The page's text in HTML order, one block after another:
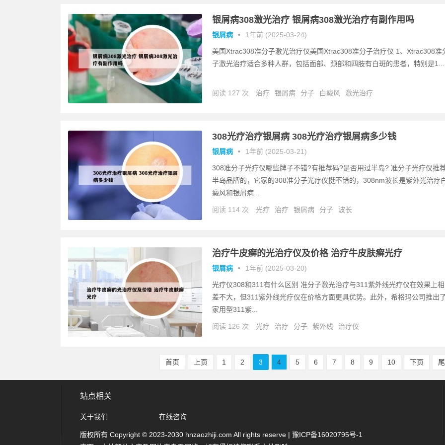
银屑病308激光治疗 银屑病308激光治疗有副作用吗
银屑病 • 1年前 (2025-03-24)
美国Xtrac308准分子激光治疗仪美国Xtrac308准分子治疗仪 1、Xtrac308准
子激光治疗适合多种人群，包括面部、颈部和四肢有白斑的患者，特别是1...
阅读 127 次 治疗 银屑病 分子 白癜风 激光治疗
308光疗治疗银屑病 308光疗治疗银屑病多少钱
银屑病 • 1年前 (2025-03-21)
308准分子光疗仪哪些牌子不错?有推荐码?是否用过半岛? 准分子光疗仪推
半岛品牌的，它家的308准分子光疗仪挺不错的，308nm波长是紫外光治疗
癜风和银屑病...
阅读 114 次 光疗 治疗 银屑病 分子 波长
治疗牛皮癣的光治疗仪及价格 治疗牛皮肤癣光疗
银屑病 • 1年前 (2025-03-20)
光疗仪308和311有什么区别 准分子激光治疗与311紫外线光疗仪在效果上相
差不大，但311紫外线光疗仪在价格方面更具优势。此外，希格玛公司推出
家用型311紫...
阅读 126 次 光疗 治疗 分子 紫外线 治疗仪
首页 上页 1 2 3 4 5 6 7 8 9 10 下页
站点相关
关于我们 在线咨询
版权所有 Copyright © 2023-2030 hnzaozhiji.com All rights reserve | 豫ICP备16020795号-1